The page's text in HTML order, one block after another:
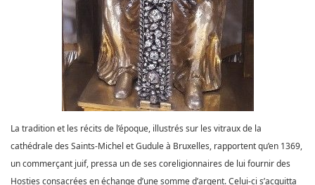
La tradition et les récits de l’époque, illustrés sur les vitraux de la
cathédrale des Saints-Michel et Gudule à Bruxelles, rapportent qu’en 1369,
un commerçant juif, pressa un de ses coreligionnaires de lui fournir des
Hosties consacrées en échange d’une somme d’argent. Celui-ci s’acquitta